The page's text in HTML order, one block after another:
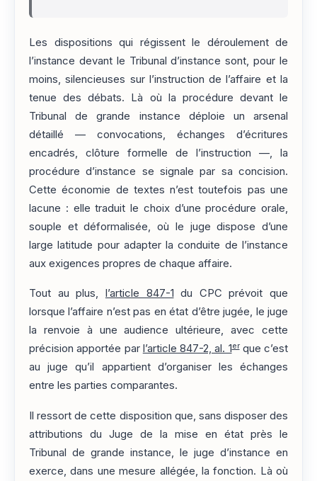
Les dispositions qui régissent le déroulement de
l’instance devant le Tribunal d’instance sont, pour le
moins, silencieuses sur l’instruction de l’affaire et la
tenue des débats. Là où la procédure devant le
Tribunal de grande instance déploie un arsenal
détaillé — convocations, échanges d’écritures
encadrés, clôture formelle de l’instruction —, la
procédure d’instance se signale par sa concision.
Cette économie de textes n’est toutefois pas une
lacune : elle traduit le choix d’une procédure orale,
souple et déformalisée, où le juge dispose d’une
large latitude pour adapter la conduite de l’instance
aux exigences propres de chaque affaire.
Tout au plus, l’article 847-1 du CPC prévoit que
lorsque l’affaire n’est pas en état d’être jugée, le juge
la renvoie à une audience ultérieure, avec cette
précision apportée par l’article 847-2, al. 1erque c’est
au juge qu’il appartient d’organiser les échanges
entre les parties comparantes.
Il ressort de cette disposition que, sans disposer des
attributions du Juge de la mise en état près le
Tribunal de grande instance, le juge d’instance en
exerce, dans une mesure allégée, la fonction. Là où